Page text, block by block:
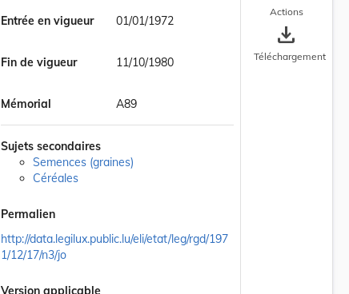
Entrée en vigueur
01/01/1972
Fin de vigueur 11/10/1980
Mémorial A89
Sujets secondaires
Semences (graines)
Céréales
Permalien
http://data.legilux.public.lu/eli/etat/leg/rgd/197
1/12/17/n3/jo
Version applicable
Actions
save_alt
Téléchargement